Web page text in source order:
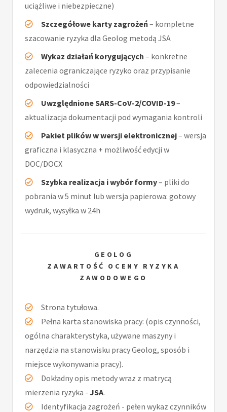
uciążliwe i niebezpieczne)
Szczegółowe karty zagrożeń– kompletne
szacowanie ryzyka dla Geolog metodą JSA
Wykaz działań korygujących – konkretne
zalecenia ograniczające ryzyko oraz przypisanie
odpowiedzialności
Uwzględnione SARS-CoV-2/COVID-19–
aktualizacja dokumentacji pod wymagania kontroli
Pakiet plików w wersji elektronicznej– wersja
graficzna i klasyczna + możliwość edycji w
DOC/DOCX
Szybka realizacja i wybór formy– pliki do
pobrania w 5 minut lub wersja papierowa: gotowy
wydruk, wysyłka w 24h
GEOLOG
ZAWARTOŚĆ OCENY RYZYKA
ZAWODOWEGO
Strona tytułowa.
Pełna karta stanowiska pracy: (opis czynności,
ogólna charakterystyka, używane maszyny i
narzędzia na stanowisku pracy Geolog, sposób i
miejsce wykonywania pracy).
Dokładny opis metody wraz z matrycą
mierzenia ryzyka - JSA.
Identyfikacja zagrożeń - pełen wykaz czynników